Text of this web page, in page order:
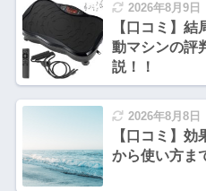
2026年8月9日
【口コミ】
動マシンの評
説！！
2026年8月8日
【口コミ】
から使い方ま